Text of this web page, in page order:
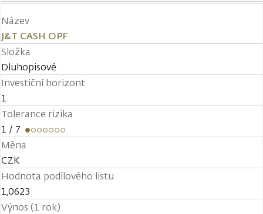
Název
J&T CASH OPF
Složka
Dluhopisové
Investiční horizont
1
Tolerance rizika
1 / 7
Měna
CZK
Hodnota podílového listu
1,0623
Výnos (1 rok)